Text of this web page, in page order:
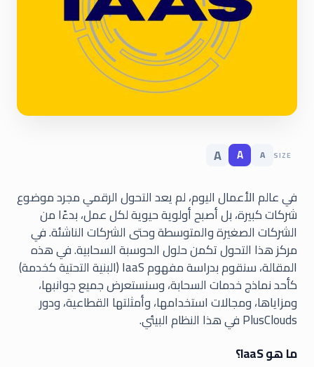
SIZE
A
A
A
في عالم الأعمال اليوم، لم يعد التحول الرقمي مجرد موضوع
شركات كبيرة، بل أصبح أولوية حيوية لكل عمل، بدءًا من
الشركات الصغيرة والمتوسطة وحتى الشركات الناشئة. في
مركز هذا التحول تكمن حلول الحوسبة السحابية. في هذه
المقالة، سنقوم بدراسة مفهوم IaaS (البنية التحتية كخدمة)
كأحد نماذج خدمات السحابة، وسنستعرض جميع جوانبها،
ومزاياها، ومجالات استخدامها، وأمثلتها القطاعية، ودور
PlusClouds في هذا النظام البيئي.
ما هو IaaS؟